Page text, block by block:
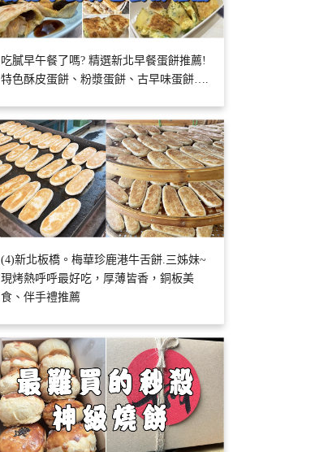
吃膩早午餐了嗎? 精選新北早餐蛋餅推薦!
特色酥皮蛋餅、粉漿蛋餅、古早味蛋餅….
(4)新北板橋。梅華珍鹿港牛舌餅.三姊妹~
現烤熱呼呼最好吃，厚薄皆香，銅板美
食、伴手禮推薦